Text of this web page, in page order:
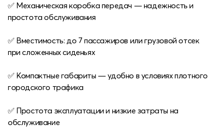
✅ Механическая коробка передач — надежность и
простота обслуживания
✅ Вместимость: до 7 пассажиров или грузовой отсек
при сложенных сиденьях
✅ Компактные габариты — удобно в условиях плотного
городского трафика
✅ Простота эксплуатации и низкие затраты на
обслуживание